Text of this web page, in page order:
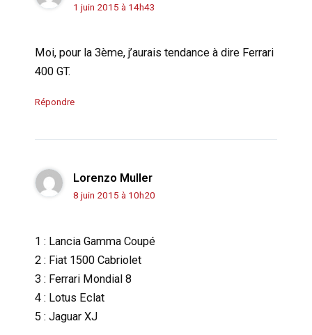
1 juin 2015 à 14h43
Moi, pour la 3ème, j’aurais tendance à dire Ferrari
400 GT.
Répondre
Lorenzo Muller
8 juin 2015 à 10h20
1 : Lancia Gamma Coupé
2 : Fiat 1500 Cabriolet
3 : Ferrari Mondial 8
4 : Lotus Eclat
5 : Jaguar XJ